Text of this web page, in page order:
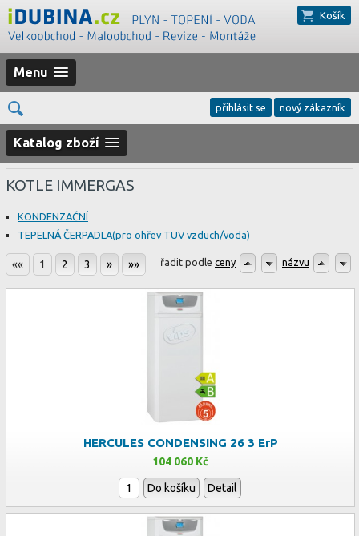
Košík
Menu
přihlásit se nový zákazník
Katalog zboží
KOTLE IMMERGAS
KONDENZAČNÍ
TEPELNÁ ČERPADLA(pro ohřev TUV vzduch/voda)
«« 1 2 3 » »» řadit podle ceny názvu
HERCULES CONDENSING 26 3 ErP
104 060 Kč
Do košíku Detail